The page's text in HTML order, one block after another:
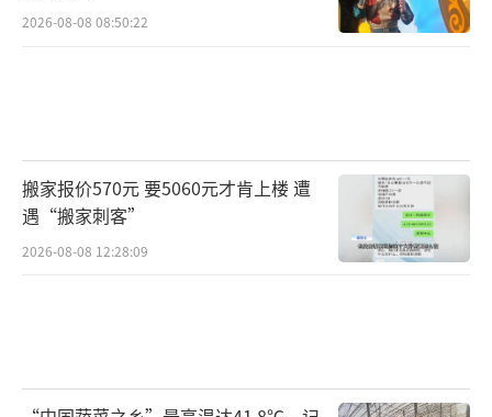
2026-08-08 08:50:22
搬家报价570元 要5060元才肯上楼 遭
遇“搬家刺客”
2026-08-08 12:28:09